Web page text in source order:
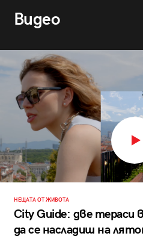
Видео
НЕЩАТА ОТ ЖИВОТА
City Guide: две
да се насладиш на